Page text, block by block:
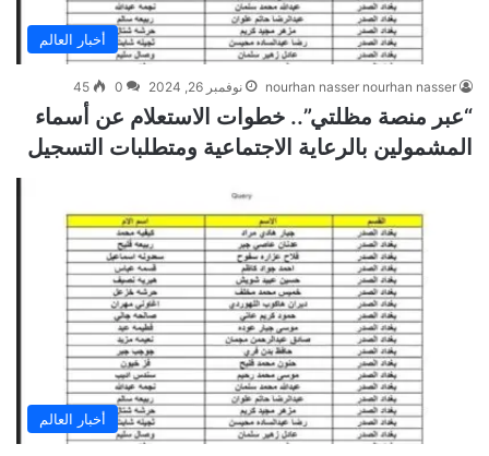
أخبار العالم
nourhan nasser nourhan nasser نوفمبر 26, 2024 0
45
“عبر منصة مظلتي”.. خطوات الاستعلام عن أسماء
المشمولين بالرعاية الاجتماعية ومتطلبات التسجيل
أخبار العالم